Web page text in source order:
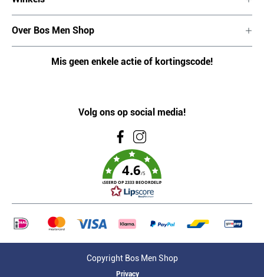
Over Bos Men Shop
Mis geen enkele actie of kortingscode!
Volg ons op social media!
4.6/5
GEBASEERD OP 2333 BEOORDELINGEN
Copyright Bos Men Shop
Privacy